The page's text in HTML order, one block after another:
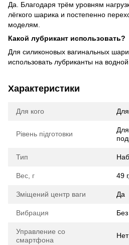
Да. Благодаря трём уровням
лёгкого шарика и постепенно
моделям.
Какой лубрикант использовать?
Для силиконовых вагинальных
использовать лубриканты на водной
Характеристики
Для кого
Рівень підготовки
Тип
Вес, г 49
Зміщений центр ваги Да
Вибрация
Управление со
смартфона
Нет